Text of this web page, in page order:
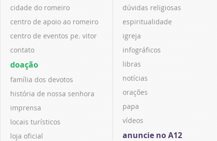
cidade do romeiro
centro de apoio ao romeiro
centro de eventos pe. vitor
contato
doação
família dos devotos
história de nossa senhora
imprensa
locais turísticos
loja oficial
dúvidas religiosas
espiritualidade
igreja
infográficos
libras
notícias
orações
papa
vídeos
anuncie no A12